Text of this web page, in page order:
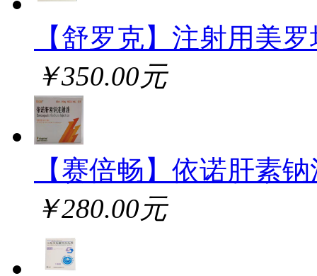
【舒罗克】注射用美
￥350.00元
【赛倍畅】依诺肝素
￥280.00元